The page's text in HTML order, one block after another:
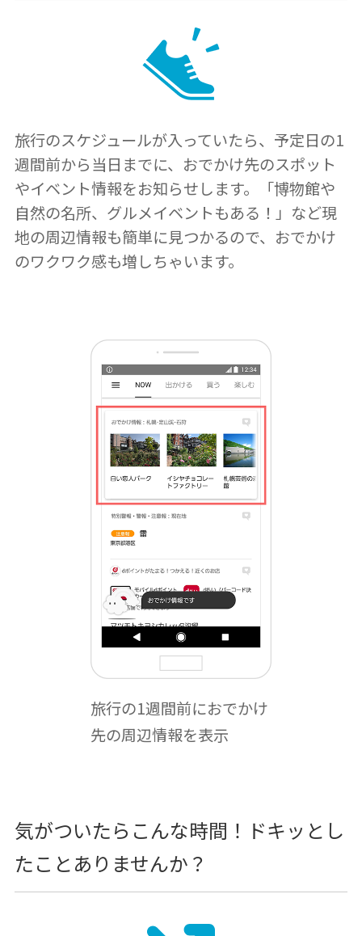
旅行のスケジュールが入っていたら、予定日の1
週間前から当日までに、おでかけ先のスポット
やイベント情報をお知らせします。「博物館や
自然の名所、グルメイベントもある！」など現
地の周辺情報も簡単に見つかるので、おでかけ
のワクワク感も増しちゃいます。
旅行の1週間前におでかけ
先の周辺情報を表示
気がついたらこんな時間！ドキッとし
たことありませんか？